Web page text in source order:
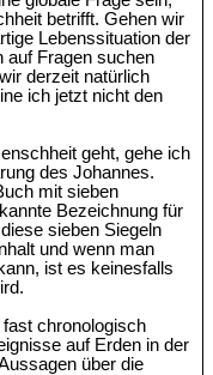
betrifft. Gehen wir
Lebenssituation der
auf Fragen suchen
derzeit natürlich
ich jetzt nicht den
geht, gehe ich
des Johannes.
mit sieben
Bezeichnung für
sieben Siegeln
und wenn man
ist es keinesfalls
fast chronologisch
auf Erden in der
über die